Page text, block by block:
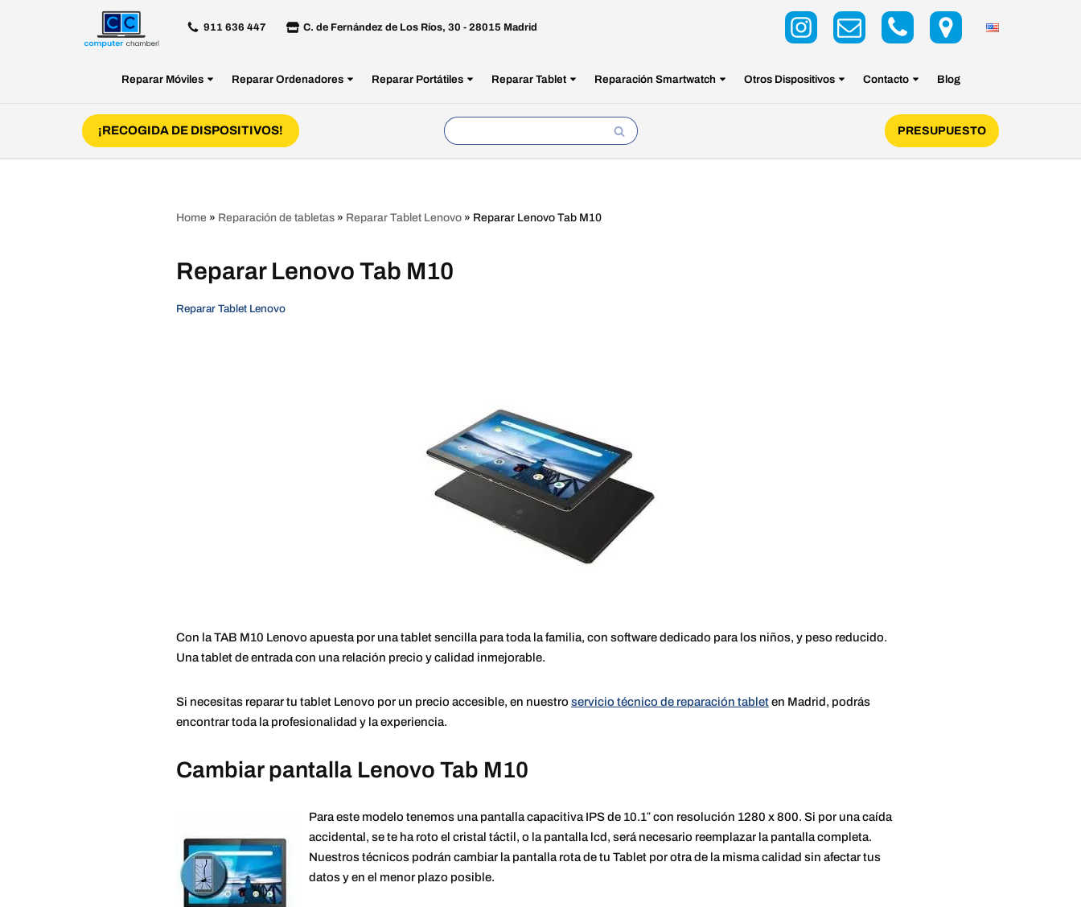
911 636 447 C. de Fernández de Los Ríos, 30 - 28015 Madrid
Reparar Móviles Reparar Ordenadores Reparar Portátiles Reparar Tablet Reparación Smartwatch Otros Dispositivos Contacto Blog
¡RECOGIDA DE DISPOSITIVOS! PRESUPUESTO
Home » Reparación de tabletas » Reparar Tablet Lenovo » Reparar Lenovo Tab M10
Reparar Lenovo Tab M10
Reparar Tablet Lenovo
Con la TAB M10 Lenovo apuesta por una tablet sencilla para toda la familia, con software dedicado para los niños, y peso reducido.
Una tablet de entrada con una relación precio y calidad inmejorable.
Si necesitas reparar tu tablet Lenovo por un precio accesible, en nuestroservicio técnico de reparación tableten Madrid, podrás
encontrar toda la profesionalidad y la experiencia.
Cambiar pantalla Lenovo Tab M10
Para este modelo tenemos una pantalla capacitiva IPS de 10.1″ con resolución 1280 x 800. Si por una caída
accidental, se te ha roto el cristal táctil, o la pantalla lcd, será necesario reemplazar la pantalla completa.
Nuestros técnicos podrán cambiar la pantalla rota de tu Tablet por otra de la misma calidad sin afectar tus
datos y en el menor plazo posible.